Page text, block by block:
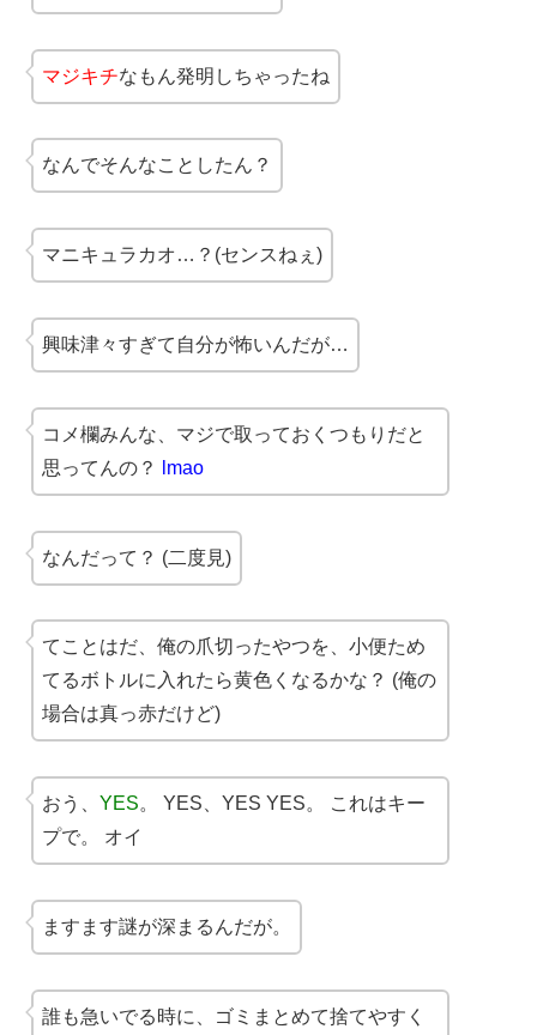
マジキチなもん発明しちゃったね
なんでそんなことしたん？
マニキュラカオ…？(センスねぇ)
興味津々すぎて自分が怖いんだが…
コメ欄みんな、マジで取っておくつもりだと
思ってんの？
lmao
なんだって？ (二度見)
てことはだ、俺の爪切ったやつを、小便ため
てるボトルに入れたら黄色くなるかな？ (俺の
場合は真っ赤だけど)
おう、 YES。 YES、YES YES。 これはキー
プで。 オイ
ますます謎が深まるんだが。
誰も急いでる時に、ゴミまとめて捨てやすく